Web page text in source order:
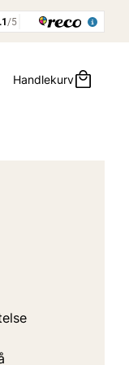
Handlekurv